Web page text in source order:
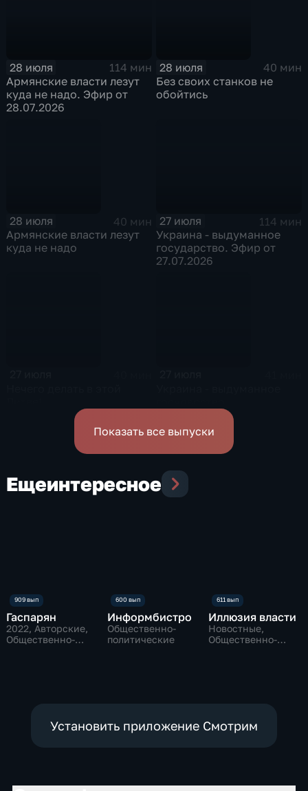
28 июля
114 мин
Армянские власти лезут
куда не надо. Эфир от
28.07.2026
28 июля
40 мин
Без своих станков не
обойтись
28 июля
40 мин
Армянские власти лезут
куда не надо
27 июля
114 мин
Украина - выдуманное
государство. Эфир от
27.07.2026
Показать все выпуски
Ещеинтересное
Гаспарян
2022, Авторские,
Общественно-
Информбистро
Общественно-
политические
Иллюзия власти
Новостные,
Общественно-
Установить приложение Смотрим